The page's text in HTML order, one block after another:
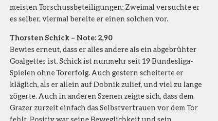
meisten Torschussbeteiligungen: Zweimal versuchte er
es selber, viermal bereite er einen solchen vor.
Thorsten Schick – Note: 2,90
Bewies erneut, dass er alles andere als ein abgebrühter
Goalgetter ist. Schick ist nunmehr seit 19 Bundesliga-
Spielen ohne Torerfolg. Auch gestern scheiterte er
kläglich, als er allein auf Dobnik zulief, und viel zu lange
zögerte. Auch in anderen Szenen zeigte sich, dass dem
Grazer zurzeit einfach das Selbstvertrauen vor dem Tor
fehlt. Positiv war seine Beweglichkeit und sein